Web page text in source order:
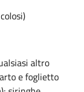
altro
e foglietto